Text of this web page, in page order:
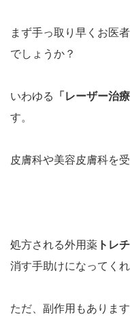
まず手っ取り早くお医
でしょうか？
いわゆる 「レーザー治療
す。
皮膚科や美容皮膚科を
処方される外用薬 トレ
消す手助けになってくれ
ただ、副作用もありま